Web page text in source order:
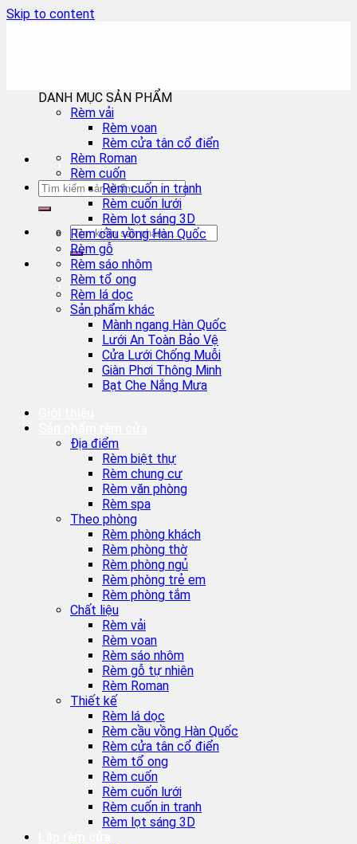
Skip to content
DANH MỤC SẢN PHẨM
Rèm vải
Rèm voan
Rèm cửa tân cổ điển
Rèm Roman
Rèm cuốn
Rèm cuốn in tranh
Rèm cuốn lưới
Rèm lọt sáng 3D
Rèm cầu vồng Hàn Quốc
Rèm gỗ
Rèm sáo nhôm
Rèm tổ ong
Rèm lá dọc
Sản phẩm khác
Mành ngang Hàn Quốc
Lưới An Toàn Bảo Vệ
Cửa Lưới Chống Muỗi
Giàn Phơi Thông Minh
Bạt Che Nắng Mưa
Địa điểm
Rèm biệt thự
Rèm chung cư
Rèm văn phòng
Rèm spa
Theo phòng
Rèm phòng khách
Rèm phòng thờ
Rèm phòng ngủ
Rèm phòng trẻ em
Rèm phòng tắm
Chất liệu
Rèm vải
Rèm voan
Rèm sáo nhôm
Rèm gỗ tự nhiên
Rèm Roman
Thiết kế
Rèm lá dọc
Rèm cầu vồng Hàn Quốc
Rèm cửa tân cổ điển
Rèm tổ ong
Rèm cuốn
Rèm cuốn lưới
Rèm cuốn in tranh
Rèm lọt sáng 3D